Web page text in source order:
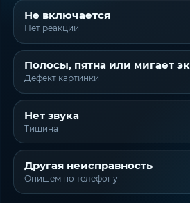
Не включается
Нет реакции
Полосы, пятна или мигает
Дефект картинки
Нет звука
Тишина
Другая неисправность
Опишем по телефону